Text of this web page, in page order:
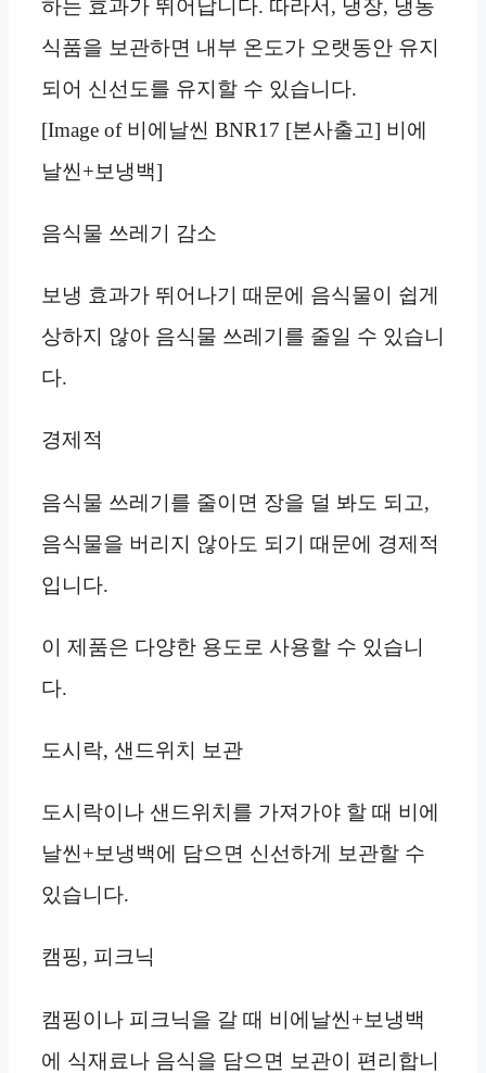
하는 효과가 뛰어납니다. 따라서, 냉장, 냉동
식품을 보관하면 내부 온도가 오랫동안 유지
되어 신선도를 유지할 수 있습니다.
[Image of 비에날씬 BNR17 [본사출고] 비에
날씬+보냉백]
음식물 쓰레기 감소
보냉 효과가 뛰어나기 때문에 음식물이 쉽게
상하지 않아 음식물 쓰레기를 줄일 수 있습니
다.
경제적
음식물 쓰레기를 줄이면 장을 덜 봐도 되고,
음식물을 버리지 않아도 되기 때문에 경제적
입니다.
이 제품은 다양한 용도로 사용할 수 있습니
다.
도시락, 샌드위치 보관
도시락이나 샌드위치를 가져가야 할 때 비에
날씬+보냉백에 담으면 신선하게 보관할 수
있습니다.
캠핑, 피크닉
캠핑이나 피크닉을 갈 때 비에날씬+보냉백
에 식재료나 음식을 담으면 보관이 편리합니